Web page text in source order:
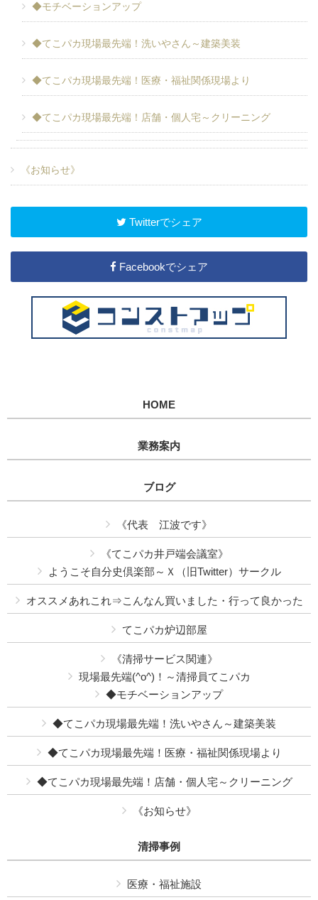
◆モチベーションアップ
◆てこパカ現場最先端！洗いやさん～建築美装
◆てこパカ現場最先端！医療・福祉関係現場より
◆てこパカ現場最先端！店舗・個人宅～クリーニング
《お知らせ》
Twitterでシェア
Facebookでシェア
HOME
業務案内
ブログ
《代表 江波です》
《てこパカ井戸端会議室》
ようこそ自分史倶楽部～Ｘ（旧Twitter）サークル
オススメあれこれ⇒こんなん買いました・行って良かった
てこパカ炉辺部屋
《清掃サービス関連》
現場最先端(^o^)！～清掃員てこパカ
◆モチベーションアップ
◆てこパカ現場最先端！洗いやさん～建築美装
◆てこパカ現場最先端！医療・福祉関係現場より
◆てこパカ現場最先端！店舗・個人宅～クリーニング
《お知らせ》
清掃事例
医療・福祉施設